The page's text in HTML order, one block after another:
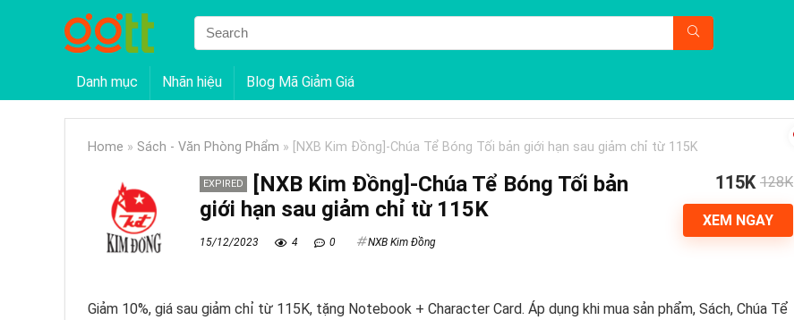
Danh mục Nhãn hiệu Blog Mã Giảm Giá
Home » Sách - Văn Phòng Phẩm » [NXB Kim Đồng]-Chúa Tể Bóng Tối bản giới hạn sau giảm chỉ từ 115K
EXPIRED
[NXB Kim Đồng]-Chúa Tể Bóng Tối bản
giới hạn sau giảm chỉ từ 115K
15/12/2023 4 0 NXB Kim Đồng
115K 128K
XEM NGAY
Giảm 10%, giá sau giảm chỉ từ 115K, tặng Notebook + Character Card. Áp dụng khi mua sản phẩm, Sách, Chúa Tể